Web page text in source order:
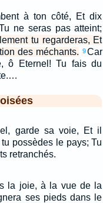
à ton côté, Et dix
ne seras pas atteint;
tu regarderas, Et
des méchants. 9 Car
ô Eternel! Tu fais du
garde sa voie, Et il
possèdes le pays; Tu
retranchés.
la joie, à la vue de la
ses pieds dans le